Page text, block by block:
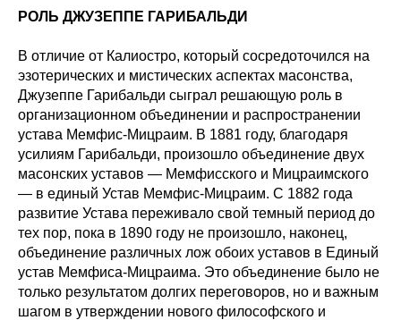
РОЛЬ ДЖУЗЕППЕ ГАРИБАЛЬДИ
В отличие от Калиостро, который сосредоточился на
эзотерических и мистических аспектах масонства,
Джузеппе Гарибальди сыграл решающую роль в
организационном объединении и распространении
устава Мемфис-Мицраим. В 1881 году, благодаря
усилиям Гарибальди, произошло объединение двух
масонских уставов — Мемфисского и Мицраимского
— в единый Устав Мемфис-Мицраим. С 1882 года
развитие Устава переживало свой темный период до
тех пор, пока в 1890 году не произошло, наконец,
объединение различных лож обоих уставов в Единый
устав Мемфиса-Мицраима. Это объединение было не
только результатом долгих переговоров, но и важным
шагом в утверждении нового философского и